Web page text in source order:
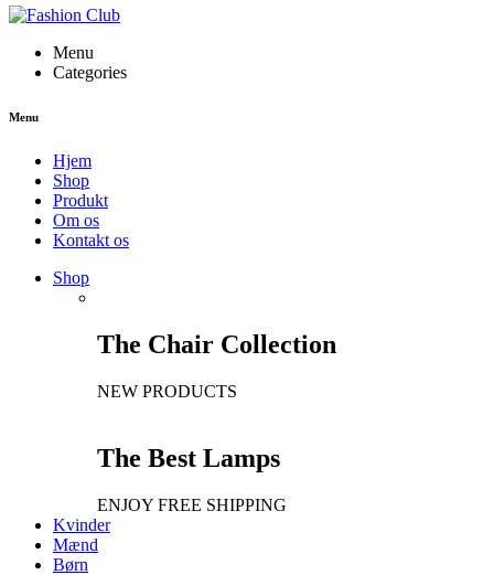
Menu
Categories
Menu
Hjem
Shop
Produkt
Om os
Kontakt os
Shop
The Chair Collection
NEW PRODUCTS
The Best Lamps
ENJOY FREE SHIPPING
Kvinder
Mænd
Børn